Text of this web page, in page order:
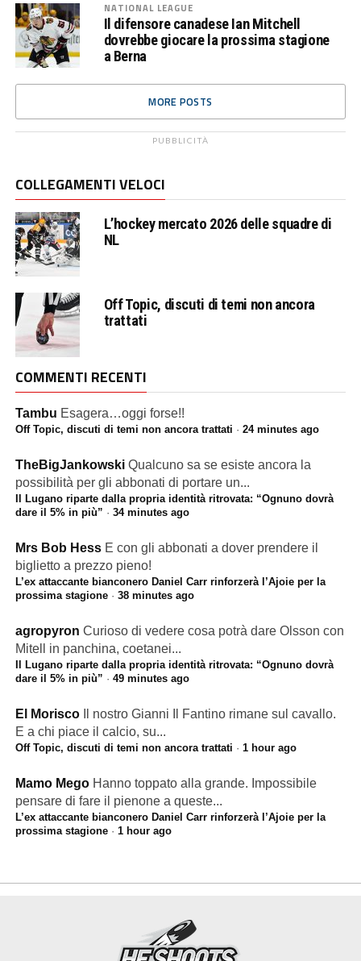
NATIONAL LEAGUE
Il difensore canadese Ian Mitchell
dovrebbe giocare la prossima stagione
a Berna
MORE POSTS
PUBBLICITÀ
COLLEGAMENTI VELOCI
L’hockey mercato 2026 delle squadre di
NL
Off Topic, discuti di temi non ancora
trattati
COMMENTI RECENTI
Tambu Esagera…oggi forse!!
Off Topic, discuti di temi non ancora trattati · 24 minutes ago
TheBigJankowski Qualcuno sa se esiste ancora la
possibilità per gli abbonati di portare un...
Il Lugano riparte dalla propria identità ritrovata: “Ognuno dovrà
dare il 5% in più” · 34 minutes ago
Mrs Bob Hess E con gli abbonati a dover prendere il
biglietto a prezzo pieno!
L’ex attaccante bianconero Daniel Carr rinforzerà l’Ajoie per la
prossima stagione· 38 minutes ago
agropyron Curioso di vedere cosa potrà dare Olsson con
Mitell in panchina, coetanei...
Il Lugano riparte dalla propria identità ritrovata: “Ognuno dovrà
dare il 5% in più” · 49 minutes ago
El Morisco
Il nostro Gianni Il Fantino rimane sul cavallo.
E a chi piace il calcio, su...
Off Topic, discuti di temi non ancora trattati · 1 hour ago
Mamo Mego Hanno toppato alla grande. Impossibile
pensare di fare il pienone a queste...
L’ex attaccante bianconero Daniel Carr rinforzerà l’Ajoie per la
prossima stagione· 1 hour ago